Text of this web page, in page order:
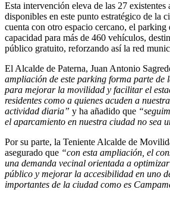
Esta intervención eleva de las 27 existentes
disponibles en este punto estratégico de la
cuenta con otro espacio cercano, el
capacidad para más de 460 vehículos,
público gratuito, reforzando así la red
El Alcalde de Paterna, Juan Antonio
ampliación de este parking forma parte de
para mejorar la movilidad y facilitar el
residentes como a quienes acuden a
actividad diaria” y ha añadido que
el aparcamiento en nuestra ciudad no sea
Por su parte, la Teniente Alcalde de
asegurado que “con esta ampliación, el
una demanda vecinal orientada a
público y mejorar la accesibilidad en uno
importantes de la ciudad como es